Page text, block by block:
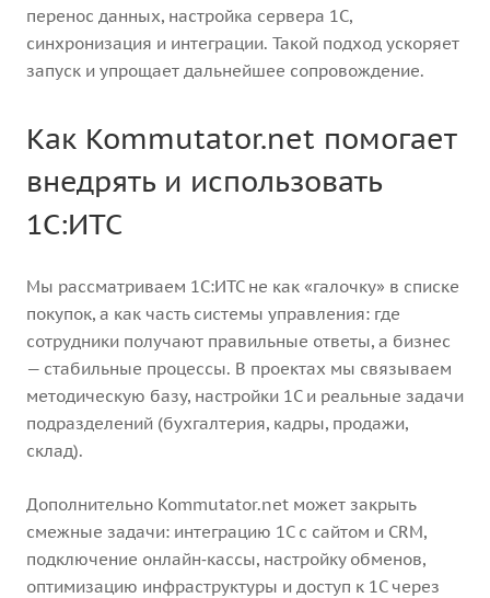
перенос данных, настройка сервера 1С,
синхронизация и интеграции. Такой подход ускоряет
запуск и упрощает дальнейшее сопровождение.
Как Kommutator.net помогает
внедрять и использовать
1С:ИТС
Мы рассматриваем 1С:ИТС не как «галочку» в списке
покупок, а как часть системы управления: где
сотрудники получают правильные ответы, а бизнес
— стабильные процессы. В проектах мы связываем
методическую базу, настройки 1С и реальные задачи
подразделений (бухгалтерия, кадры, продажи,
склад).
Дополнительно Kommutator.net может закрыть
смежные задачи: интеграцию 1С с сайтом и CRM,
подключение онлайн‑кассы, настройку обменов,
оптимизацию инфраструктуры и доступ к 1С через